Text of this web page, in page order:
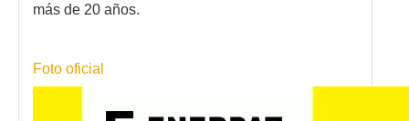
más de 20 años.
Foto oficial